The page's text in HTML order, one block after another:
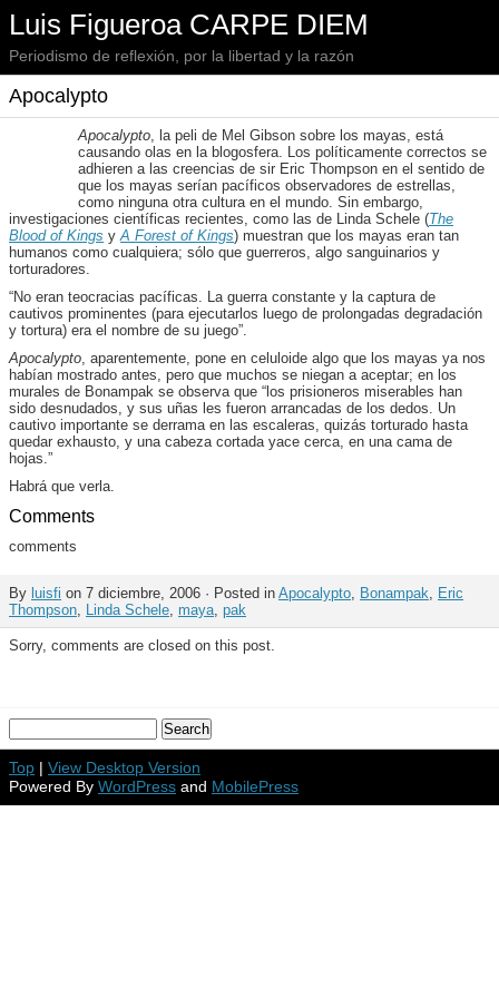
Luis Figueroa CARPE DIEM
Periodismo de reflexión, por la libertad y la razón
Apocalypto
Apocalypto, la peli de Mel Gibson sobre los mayas, está
causando olas en la blogosfera. Los políticamente correctos se
adhieren a las creencias de sir Eric Thompson en el sentido de
que los mayas serían pacíficos observadores de estrellas,
como ninguna otra cultura en el mundo. Sin embargo,
investigaciones científicas recientes, como las de Linda Schele (The
Blood of Kings yA Forest of Kings) muestran que los mayas eran tan
humanos como cualquiera; sólo que guerreros, algo sanguinarios y
torturadores.
“No eran teocracias pacíficas. La guerra constante y la captura de
cautivos prominentes (para ejecutarlos luego de prolongadas degradación
y tortura) era el nombre de su juego”.
Apocalypto, aparentemente, pone en celuloide algo que los mayas ya nos
habían mostrado antes, pero que muchos se niegan a aceptar; en los
murales de Bonampak se observa que “los prisioneros miserables han
sido desnudados, y sus uñas les fueron arrancadas de los dedos. Un
cautivo importante se derrama en las escaleras, quizás torturado hasta
quedar exhausto, y una cabeza cortada yace cerca, en una cama de
hojas.”
Habrá que verla.
Comments
comments
By luisfi on 7 diciembre, 2006 · Posted in Apocalypto, Bonampak, Eric
Thompson, Linda Schele, maya, pak
Sorry, comments are closed on this post.
Top | View Desktop Version
Powered By WordPress and MobilePress